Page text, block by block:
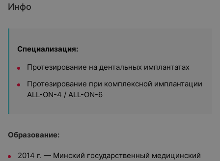
Инфо
Специализация:
Протезирование на дентальных имплантатах
Протезирование при комплексной имплантации
ALL-ON-4 / ALL-ON-6
Образование:
2014 г. — Минский государственный медицинский